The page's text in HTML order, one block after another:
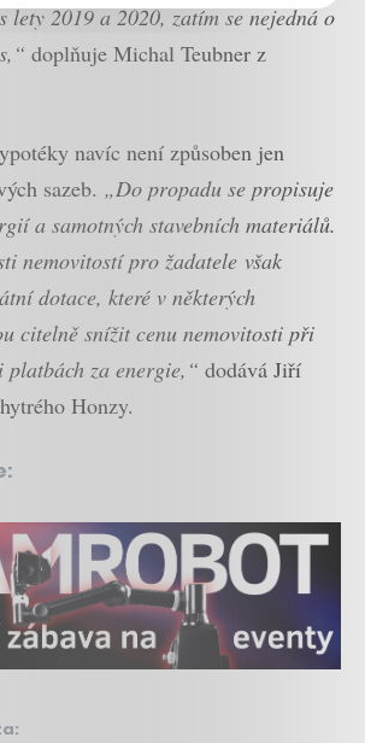
lety 2019 a 2020, zatím se nejedná o
doplňuje Michal Teubner z
navíc není způsoben jen
sazeb. „Do propadu se propisuje
a samotných stavebních materiálů.
nemovitostí pro žadatele však
dotace, které v některých
citelně snížit cenu nemovitosti při
platbách za energie,“ dodává Jiří
Honzy.